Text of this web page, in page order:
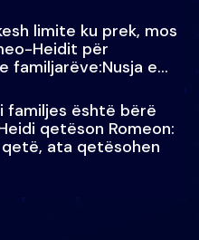
limite ku prek, mos
Heidit për
familjarëve:Nusja e
familjes është bërë
qetëson Romeon:
ata qetësohen